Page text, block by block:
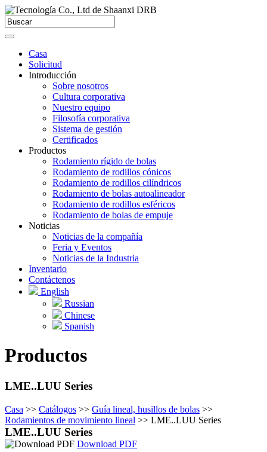
Casa
Solicitud
Introducción
Sobre nosotros
Cultura corporativa
Nuestro equipo
Filosofía corporativa
Sistema de gestión
Certificados
Productos
Rodamiento rígido de bolas
Rodamiento de rodillos cónicos
Rodamiento de rodillos cilíndricos
Rodamiento de bolas autoalineador
Rodamiento de rodillos esféricos
Rodamiento de bolas de empuje
Noticias
Noticias de la compañía
Feria y Eventos
Noticias de la Industria
Inventario
Contáctenos
English
Russian
Chinese
Spanish
Productos
LME..LUU Series
Casa >> Catálogos >> Guía lineal, husillos de bolas >>
Rodamientos de movimiento lineal >> LME..LUU Series
LME..LUU Series
Download PDF